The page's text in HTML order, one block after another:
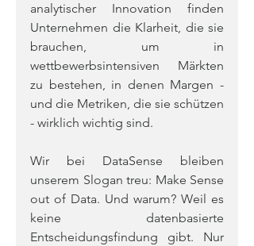
analytischer Innovation finden
Unternehmen die Klarheit, die sie
brauchen, um in
wettbewerbsintensiven Märkten
zu bestehen, in denen Margen -
und die Metriken, die sie schützen
- wirklich wichtig sind.
Wir bei DataSense bleiben
unserem Slogan treu: Make Sense
out of Data. Und warum? Weil es
keine datenbasierte
Entscheidungsfindung gibt. Nur